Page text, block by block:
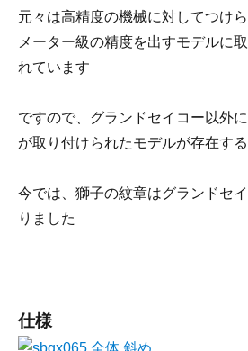
元々は高精度の機械に対してつけ
メーター級の精度を出すモデルに
れています
ですので、グランドセイコー以外
が取り付けられたモデルが存在す
今では、獅子の紋章はグランドセ
りました
仕様